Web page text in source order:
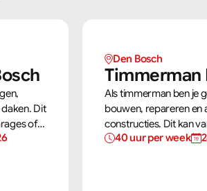
Dit
of
daken
Den Bosch
Timmerman
Als timmerman ben je
bouwen, repareren en
constructies. Dit kan
trappen tot complete
40 uur per week